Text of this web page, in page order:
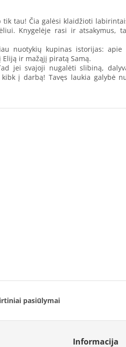
tik tau! Čia galėsi klaidžioti
Knygelėje rasi ir atsakymus,
nuotykių kupinas istorijas: apie
ir mažąjį piratą Samą.
jei svajoji nugalėti slibiną,
į darbą! Tavęs laukia galybė
pasiūlymai
Informacija